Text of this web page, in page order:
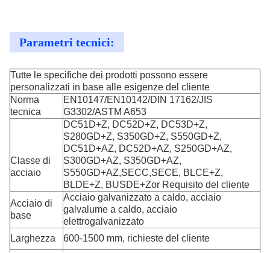
Parametri tecnici:
Tutte le specifiche dei prodotti possono essere
personalizzati in base alle esigenze del cliente
Norma
tecnica
EN10147/EN10142/DIN 17162/JIS
G3302/ASTM A653
Classe di
acciaio
DC51D+Z, DC52D+Z, DC53D+Z,
S280GD+Z, S350GD+Z, S550GD+Z,
DC51D+AZ, DC52D+AZ, S250GD+AZ,
S300GD+AZ, S350GD+AZ,
S550GD+AZ,SECC,SECE, BLCE+Z,
BLDE+Z, BUSDE+Zor Requisito del cliente
Acciaio di
base
Acciaio galvanizzato a caldo, acciaio
galvalume a caldo, acciaio
elettrogalvanizzato
Larghezza
600-1500 mm, richieste del cliente